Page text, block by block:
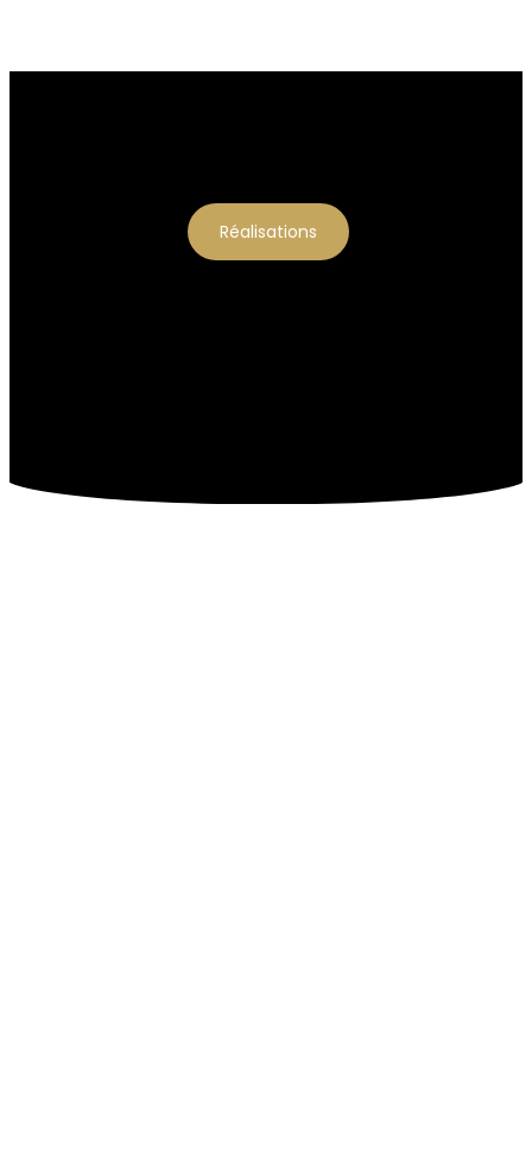
Réalisations